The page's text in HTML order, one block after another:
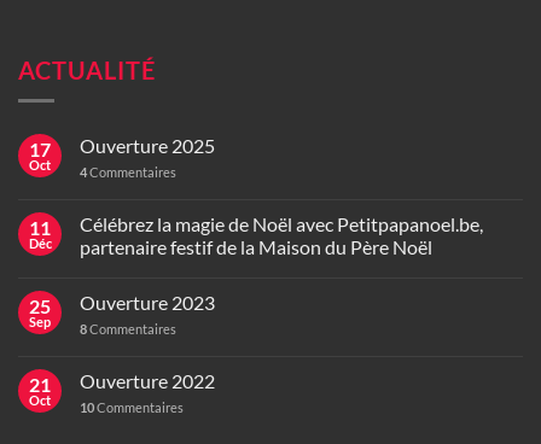
ACTUALITÉ
17
Oct
Ouverture 2025
4Commentaires
11
Déc
Célébrez la magie de Noël avec Petitpapanoel.be,
partenaire festif de la Maison du Père Noël
25
Sep
Ouverture 2023
8Commentaires
21
Oct
Ouverture 2022
10Commentaires